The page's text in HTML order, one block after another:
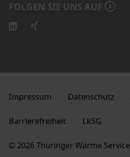
FOLGEN SIE UNS AUF
Impressum Datenschutz
Barrierefreiheit LkSG
© 2026 Thüringer Wärme Service